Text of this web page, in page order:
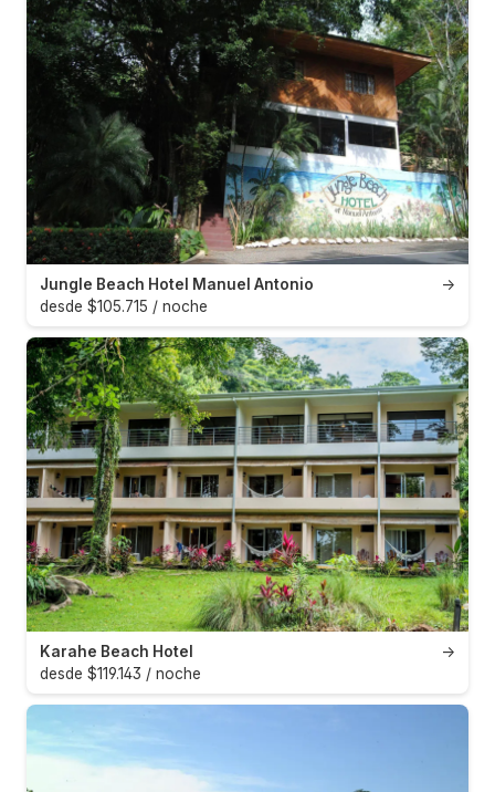
→
Jungle Beach Hotel Manuel Antonio
desde $105.715 / noche
→
Karahe Beach Hotel
desde $119.143 / noche